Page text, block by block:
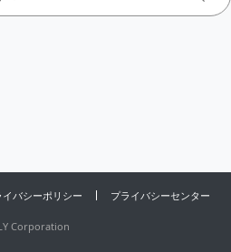
イバシーポリシー プライバシーセンター
Corporation